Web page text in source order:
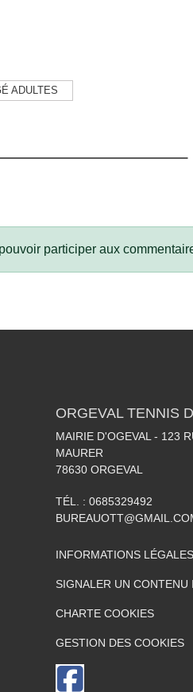
ADULTES
participer aux
ORGEVAL TENNIS
MAIRIE D'OGEVAL - 123
MAURER
78630 ORGEVAL
TÉL. : 0685329492
INFORMATIONS LÉGALES
SIGNALER UN CONTENU
CHARTE COOKIES
GESTION DES COOKIES